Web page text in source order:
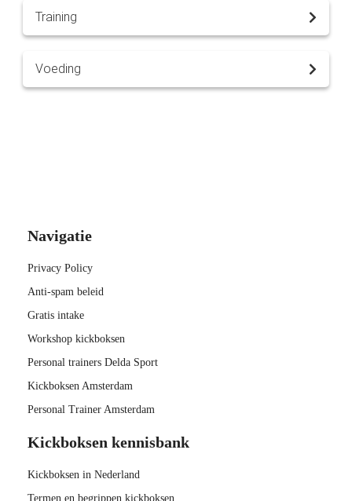
Training
Voeding
Navigatie
Privacy Policy
Anti-spam beleid
Gratis intake
Workshop kickboksen
Personal trainers Delda Sport
Kickboksen Amsterdam
Personal Trainer Amsterdam
Kickboksen kennisbank
Kickboksen in Nederland
Termen en begrippen kickboksen